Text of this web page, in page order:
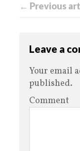
← Previous
Leave a
Your email
published.
Comment